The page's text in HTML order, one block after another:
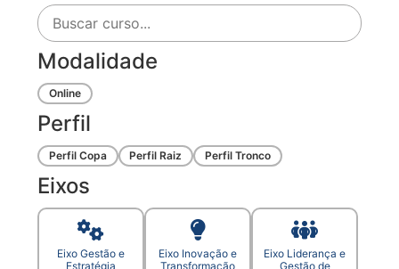
Modalidade
Online
Perfil
Perfil Copa Perfil Raiz Perfil Tronco
Eixos
Eixo Gestão e
Estratégia
Eixo Inovação e
Transformação
Eixo Liderança e
Gestão de